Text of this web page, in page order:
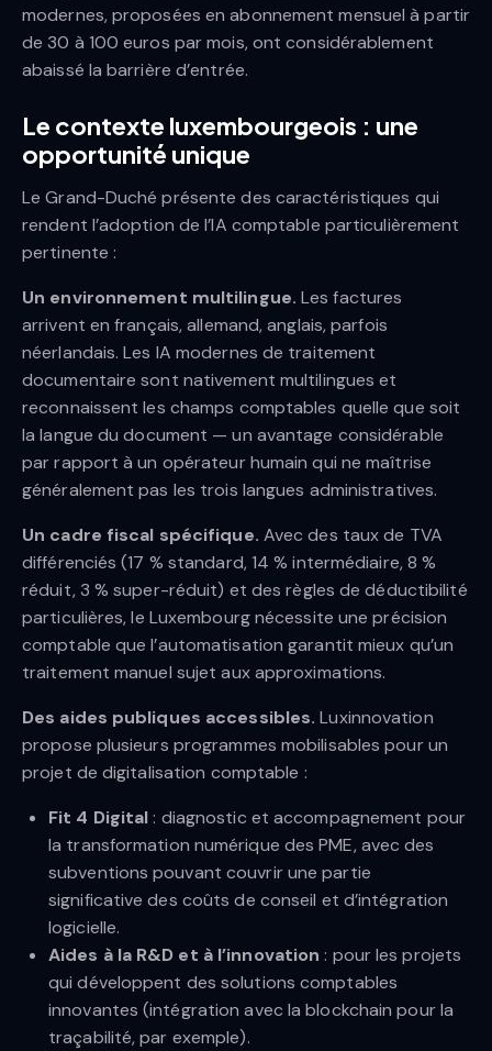
modernes, proposées en abonnement mensuel à partir
de 30 à 100 euros par mois, ont considérablement
abaissé la barrière d’entrée.
Le contexte luxembourgeois : une
opportunité unique
Le Grand-Duché présente des caractéristiques qui
rendent l’adoption de l’IA comptable particulièrement
pertinente :
Un environnement multilingue. Les factures
arrivent en français, allemand, anglais, parfois
néerlandais. Les IA modernes de traitement
documentaire sont nativement multilingues et
reconnaissent les champs comptables quelle que soit
la langue du document — un avantage considérable
par rapport à un opérateur humain qui ne maîtrise
généralement pas les trois langues administratives.
Un cadre fiscal spécifique. Avec des taux de TVA
différenciés (17 % standard, 14 % intermédiaire, 8 %
réduit, 3 % super-réduit) et des règles de déductibilité
particulières, le Luxembourg nécessite une précision
comptable que l’automatisation garantit mieux qu’un
traitement manuel sujet aux approximations.
Des aides publiques accessibles. Luxinnovation
propose plusieurs programmes mobilisables pour un
projet de digitalisation comptable :
Fit 4 Digital: diagnostic et accompagnement pour
la transformation numérique des PME, avec des
subventions pouvant couvrir une partie
significative des coûts de conseil et d’intégration
logicielle.
Aides à la R&D et à l’innovation : pour les projets
qui développent des solutions comptables
innovantes (intégration avec la blockchain pour la
traçabilité, par exemple).